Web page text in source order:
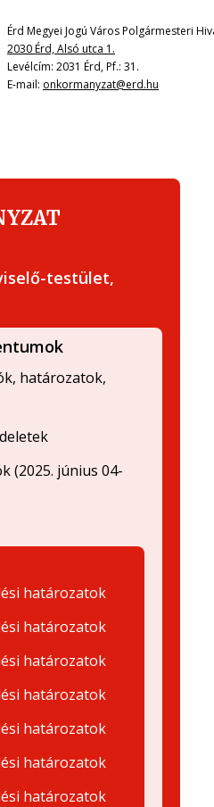
Érd Megyei Jogú Város Polgármesteri
2030 Érd, Alsó utca 1.
Levélcím: 2031 Érd, Pf.: 31.
E-mail: onkormanyzat@erd.hu
testület,
határozatok,
(2025. június 04-
határozatok
határozatok
határozatok
határozatok
határozatok
határozatok
határozatok